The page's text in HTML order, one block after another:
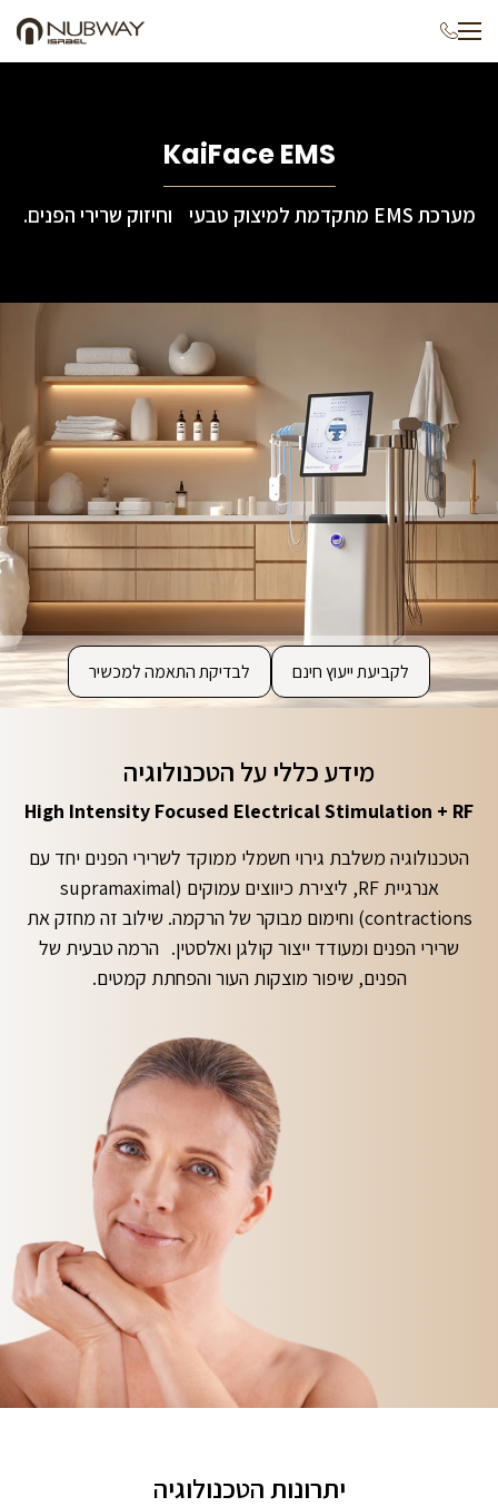
KaiFace EMS
מערכת EMS מתקדמת למיצוק טבעי וחיזוק שרירי הפנים.
לקביעת ייעוץ חינם לבדיקת התאמה למכשיר
מידע כללי על הטכנולוגיה
High Intensity Focused Electrical Stimulation + RF
הטכנולוגיה משלבת גירוי חשמלי ממוקד לשרירי הפנים יחד עם
אנרגיית RF, ליצירת כיווצים עמוקים (supramaximal
contractions) וחימום מבוקר של הרקמה. שילוב זה מחזק את
שרירי הפנים ומעודד ייצור קולגן ואלסטין. הרמה טבעית של
הפנים, שיפור מוצקות העור והפחתת קמטים.
יתרונות הטכנולוגיה